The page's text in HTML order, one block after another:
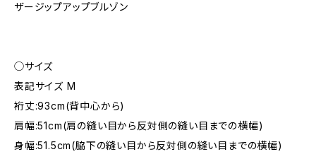
ザージップアップブルゾン
◯サイズ
表記サイズ M
裄丈:93cm(背中心から)
肩幅:51cm(肩の縫い目から反対側の縫い目までの横幅)
身幅:51.5cm(脇下の縫い目から反対側の縫い目までの横幅)